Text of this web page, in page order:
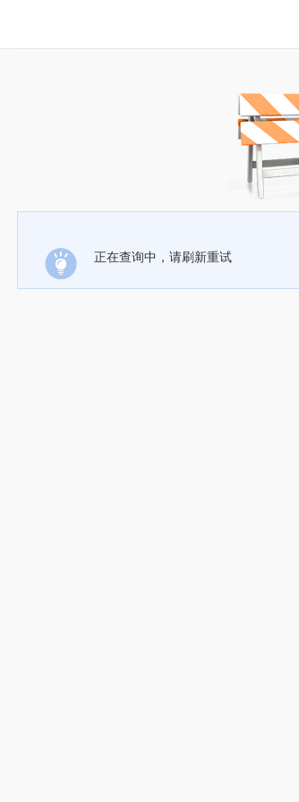
正在查询中，请刷新重试